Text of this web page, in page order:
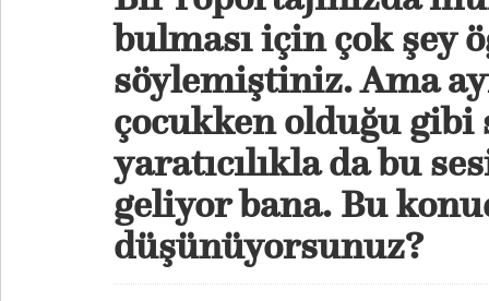
bulması için çok şey
söylemiştiniz. Ama
çocukken olduğu gibi
yaratıcılıkla da bu
geliyor bana. Bu
düşünüyorsunuz?